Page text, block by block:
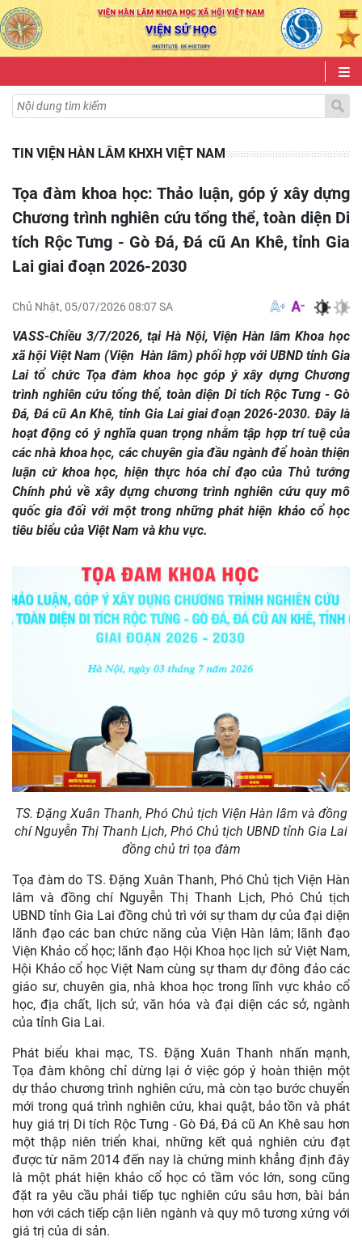
TIN VIỆN HÀN LÂM KHXH VIỆT NAM
Tọa đàm khoa học: Thảo luận, góp ý xây dựng
Chương trình nghiên cứu tổng thể, toàn diện Di
tích Rộc Tưng - Gò Đá, Đá cũ An Khê, tỉnh Gia
Lai giai đoạn 2026-2030
Chủ Nhật, 05/07/2026 08:07 SA
VASS-Chiều 3/7/2026, tại Hà Nội, Viện Hàn lâm Khoa học
xã hội Việt Nam (Viện Hàn lâm) phối hợp với UBND tỉnh Gia
Lai tổ chức Tọa đàm khoa học góp ý xây dựng Chương
trình nghiên cứu tổng thể, toàn diện Di tích Rộc Tưng - Gò
Đá, Đá cũ An Khê, tỉnh Gia Lai giai đoạn 2026-2030. Đây là
hoạt động có ý nghĩa quan trọng nhằm tập hợp trí tuệ của
các nhà khoa học, các chuyên gia đầu ngành để hoàn thiện
luận cứ khoa học, hiện thực hóa chỉ đạo của Thủ tướng
Chính phủ về xây dựng chương trình nghiên cứu quy mô
quốc gia đối với một trong những phát hiện khảo cổ học
tiêu biểu của Việt Nam và khu vực.
TS. Đặng Xuân Thanh, Phó Chủ tịch Viện Hàn lâm và đồng
chí Nguyễn Thị Thanh Lịch, Phó Chủ tịch UBND tỉnh Gia Lai
đồng chủ trì tọa đàm
Tọa đàm do TS. Đặng Xuân Thanh, Phó Chủ tịch Viện Hàn
lâm và đồng chí Nguyễn Thị Thanh Lịch, Phó Chủ tịch
UBND tỉnh Gia Lai đồng chủ trì với sự tham dự của đại diện
lãnh đạo các ban chức năng của Viện Hàn lâm; lãnh đạo
Viện Khảo cổ học; lãnh đạo Hội Khoa học lịch sử Việt Nam,
Hội Khảo cổ học Việt Nam cùng sự tham dự đông đảo các
giáo sư, chuyên gia, nhà khoa học trong lĩnh vực khảo cổ
học, địa chất, lịch sử, văn hóa và đại diện các sở, ngành
của tỉnh Gia Lai.
Phát biểu khai mạc, TS. Đặng Xuân Thanh nhấn mạnh,
Tọa đàm không chỉ dừng lại ở việc góp ý hoàn thiện một
dự thảo chương trình nghiên cứu, mà còn tạo bước chuyển
mới trong quá trình nghiên cứu, khai quật, bảo tồn và phát
huy giá trị Di tích Rộc Tưng - Gò Đá, Đá cũ An Khê sau hơn
một thập niên triển khai, những kết quả nghiên cứu đạt
được từ năm 2014 đến nay là chứng minh khẳng định đây
là một phát hiện khảo cổ học có tầm vóc lớn, song cũng
đặt ra yêu cầu phải tiếp tục nghiên cứu sâu hơn, bài bản
hơn với cách tiếp cận liên ngành và quy mô tương xứng với
giá trị của di sản.